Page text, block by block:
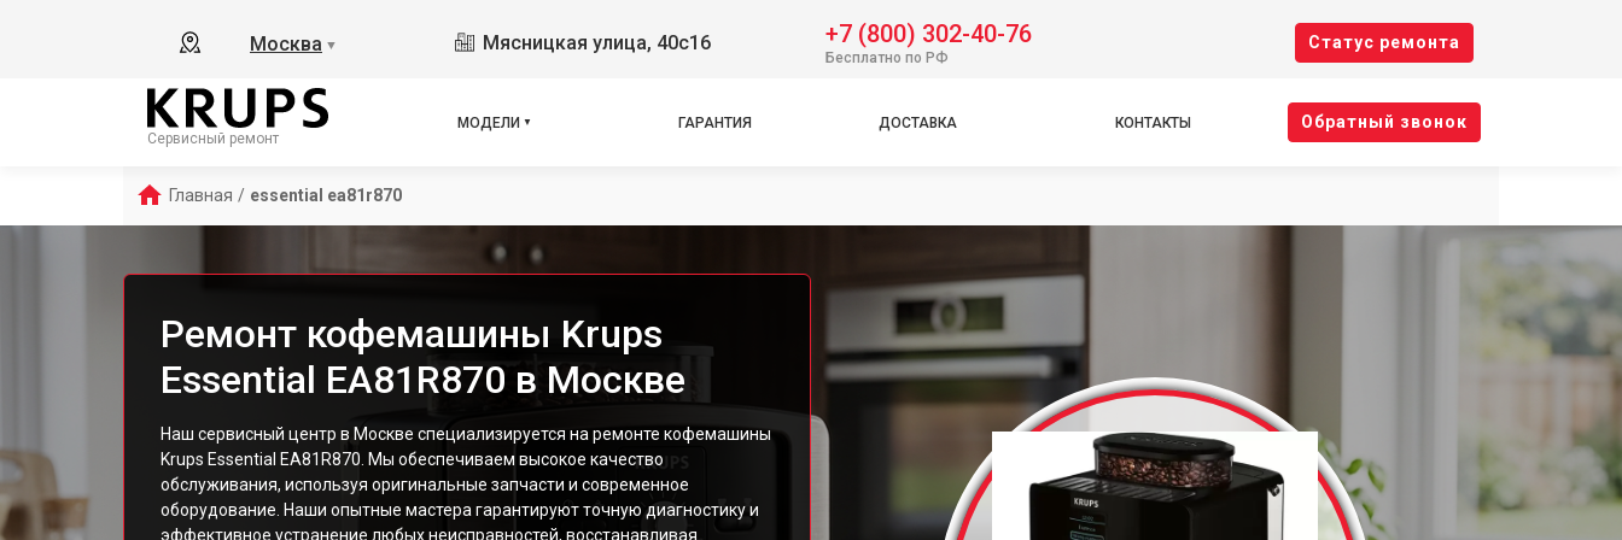
Москва ▼ Мясницкая улица, 40с16 +7 (800) 302-40-76
Бесплатно по РФ
Cтатус ремонта
Сервисный ремонт
МОДЕЛИ
Essential EA8108
EA82FD
EA810770 Essential
EA 8260
Dolce Gusto Genio S KP240110
Arabica Espresso EA811010
EA8118 Arabica
EA8150 Roma LCD
EA8160 Pisa
EA82F010 Quattro Force
ГАРАНТИЯ ДОСТАВКА КОНТАКТЫ Oбратный звонок
Главная / essential ea81r870
Ремонт кофемашины Krups
Essential EA81R870 в Москве
Наш сервисный центр в Москве специализируется на ремонте кофемашины
Krups Essential EA81R870. Мы обеспечиваем высокое качество
обслуживания, используя оригинальные запчасти и современное
оборудование. Наши опытные мастера гарантируют точную диагностику и
эффективное устранение любых неисправностей, восстанавливая